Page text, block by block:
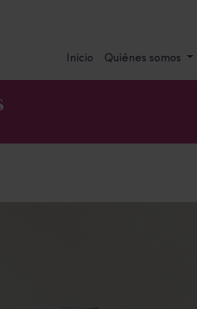
Inicio Quiénes somos